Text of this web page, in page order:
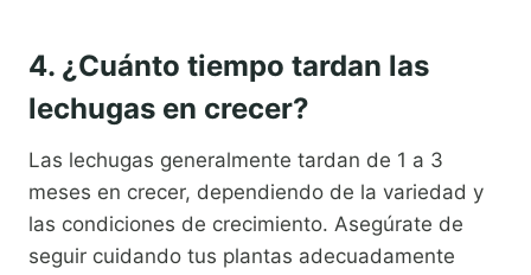
4. ¿Cuánto tiempo tardan las
lechugas en crecer?
Las lechugas generalmente tardan de 1 a 3
meses en crecer, dependiendo de la variedad y
las condiciones de crecimiento. Asegúrate de
seguir cuidando tus plantas adecuadamente